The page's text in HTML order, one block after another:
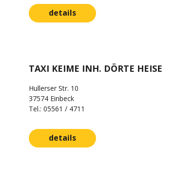
details
TAXI KEIME INH. DÖRTE HEISE
Hullerser Str. 10
37574 Einbeck
Tel.: 05561 / 4711
details